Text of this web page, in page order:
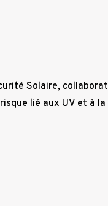
Solaire,
lié aux UV et à la